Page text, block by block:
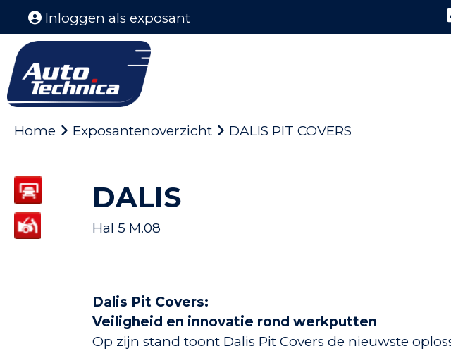
Inloggen als exposant
Home Exposantenoverzicht DALIS PIT COVERS
DALIS
Hal 5 M.08
Dalis Pit Covers:
Veiligheid en innovatie rond werkputten
Op zijn stand toont Dalis Pit Covers de nieuwste